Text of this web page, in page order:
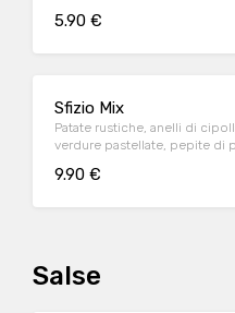
5.90 €
Sfizio Mix
Patate rustiche, anelli di
verdure pastellate, pepite di
9.90 €
Salse